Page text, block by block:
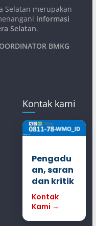
Selatan merupakan
informasi
Selatan.
BMKG
Kontak kami
Pengadu
an, saran
dan kritik
Kontak
Kami →